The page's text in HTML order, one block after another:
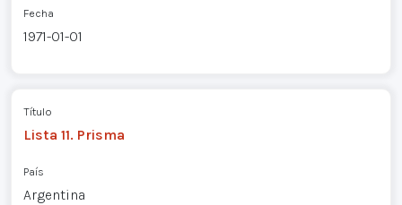
Fecha
1971-01-01
Título
Lista 11. Prisma
País
Argentina